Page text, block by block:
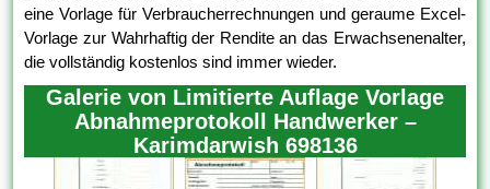
eine Vorlage für Verbraucherrechnungen und geraume Excel-
Vorlage zur Wahrhaftig der Rendite an das Erwachsenenalter,
die vollständig kostenlos sind immer wieder.
Galerie von Limitierte Auflage Vorlage
Abnahmeprotokoll Handwerker –
Karimdarwish 698136